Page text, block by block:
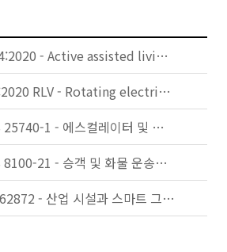
IEC TS 63134:2020 - Active assisted living (AAL) use cases
IEC 60034-5:2020 RLV - Rotating electrical machines - Part 5: Degrees of protection provided by the integral design of rotating electrical machines (IP code) - Classification
KS B ISO/TS 25740-1 - 에스컬레이터 및 무빙워크에 대한 안전요건 — 제1부: 세계공통 필수 안전요건(GESRs)
KS B ISO/TS 8100-21 - 승객 및 화물 운송용 엘리베이터 —제21부: 세계공통 필수안전요건(GESRs)을 충족하는 세계공통 안전 파라미터(GSPs)
KS C IEC TS 62872 - 산업 시설과 스마트 그리드 사이의 산업 공정 측정, 제어 및 자동화 시스템 인터페이스